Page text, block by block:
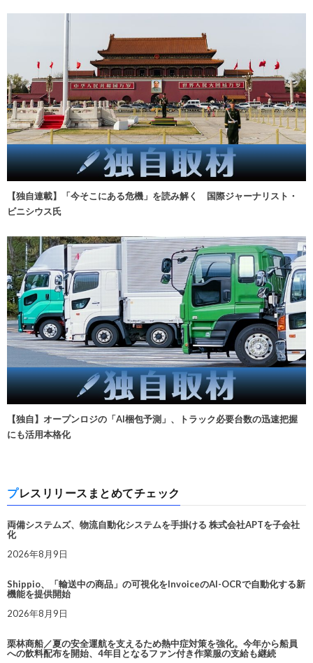
【独自連載】「今そこにある危機」を読み解く 国際ジャーナリスト・
ビニシウス氏
【独自】オープンロジの「AI梱包予測」、トラック必要台数の迅速把握
にも活用本格化
プレスリリースまとめてチェック
両備システムズ、物流自動化システムを手掛ける 株式会社APTを子会社
化
2026年8月9日
Shippio、「輸送中の商品」の可視化をInvoiceのAI-OCRで自動化する新
機能を提供開始
2026年8月9日
栗林商船／夏の安全運航を支えるため熱中症対策を強化。今年から船員
への飲料配布を開始、4年目となるファン付き作業服の支給も継続